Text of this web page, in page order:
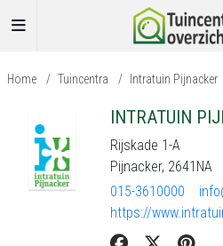
Home / Tuincentra / Intratuin Pijnacker
INTRATUIN
Rijskade 1-A
Pijnacker, 2641NA
015-3610000
https://